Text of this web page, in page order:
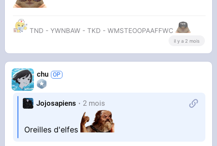
TND - YWNBAW - TKD - WMSTEOOPAAFFWC
il y a 2 mois
chu
Jojosapiens 2 mois
Oreilles d'elfes